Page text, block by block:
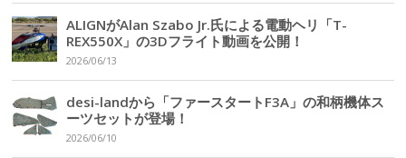
ALIGNがAlan Szabo Jr.氏による電動ヘリ「T-
REX550X」の3Dフライト動画を公開！
2026/06/13
desi-landから「ファースタートF3A」の和柄機体ス
ーツセットが登場！
2026/06/10